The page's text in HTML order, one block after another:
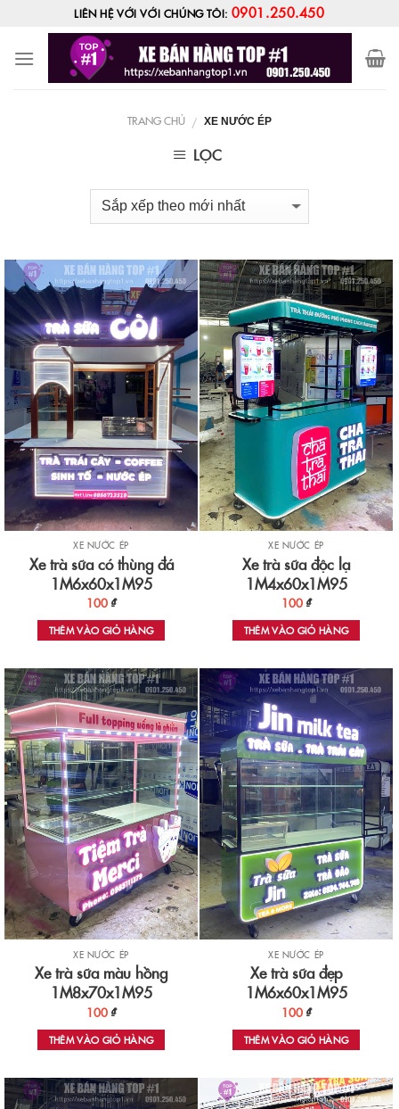
content
LIÊN HỆ VỚI VỚI CHÚNG TÔI: 0901.250.450
TRANG CHỦ / XE NƯỚC ÉP
LỌC
XE NƯỚC ÉP
Xe trà sữa có thùng đá
1M6x60x1M95
100 ₫
THÊM VÀO GIỎ HÀNG
XE NƯỚC ÉP
Xe trà sữa độc lạ
1M4x60x1M95
100 ₫
THÊM VÀO GIỎ HÀNG
XE NƯỚC ÉP
Xe trà sữa màu hồng
1M8x70x1M95
100 ₫
THÊM VÀO GIỎ HÀNG
XE NƯỚC ÉP
Xe trà sữa đẹp
1M6x60x1M95
100 ₫
THÊM VÀO GIỎ HÀNG